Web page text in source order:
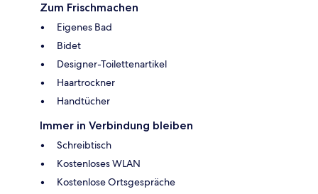
Zum Frischmachen
Eigenes Bad
Bidet
Designer-Toilettenartikel
Haartrockner
Handtücher
Immer in Verbindung bleiben
Schreibtisch
Kostenloses WLAN
Kostenlose Ortsgespräche